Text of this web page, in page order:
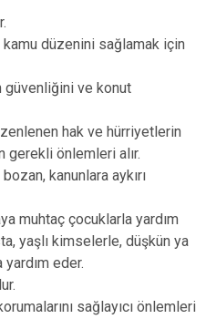
düzenini sağlamak için
güvenliğini ve konut
hak ve hürriyetlerin
gerekli önlemleri alır.
kanunlara aykırı
muhtaç çocuklarla yardım
yaşlı kimselerle, düşkün ya
eder.
sağlayıcı önlemleri